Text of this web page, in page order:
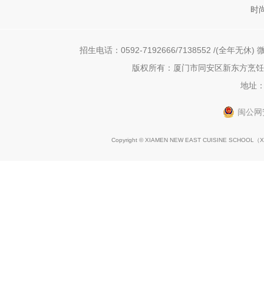
时
招生电话：0592-7192666/7138552 /(全年无休)
版权所有：厦门市同安区新东方烹
地址
闽公
Copyright © XIAMEN NEW EAST CUISINE SCHOOL（